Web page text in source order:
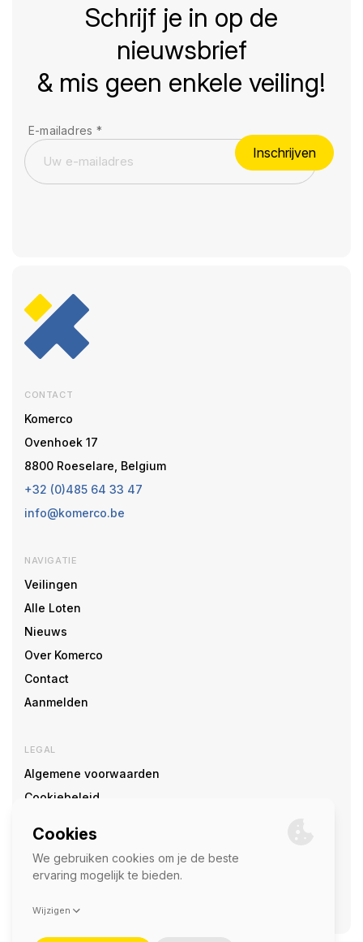
Schrijf je in op de
nieuwsbrief
& mis geen enkele veiling!
E-mailadres *
Inschrijven
CONTACT
Komerco
Ovenhoek 17
8800 Roeselare, Belgium
+32 (0)485 64 33 47
info@komerco.be
NAVIGATIE
Veilingen
Alle Loten
Nieuws
Over Komerco
Contact
Aanmelden
LEGAL
Algemene voorwaarden
Cookiebeleid
SOCIAL